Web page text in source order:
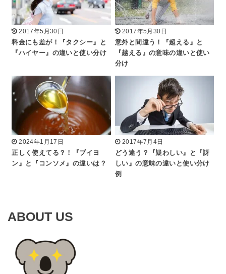
2017年5月30日
料金にも差が！『タクシー』と
『ハイヤー』の違いと使い分け
2017年5月30日
意外と間違う！『超える』と
『越える』の意味の違いと使い
分け
2024年1月17日
正しく使えてる？！『ブイヨ
ン』と『コンソメ』の違いは？
2017年7月4日
どう違う？『疑わしい』と『訝
しい』の意味の違いと使い分け
例
ABOUT US